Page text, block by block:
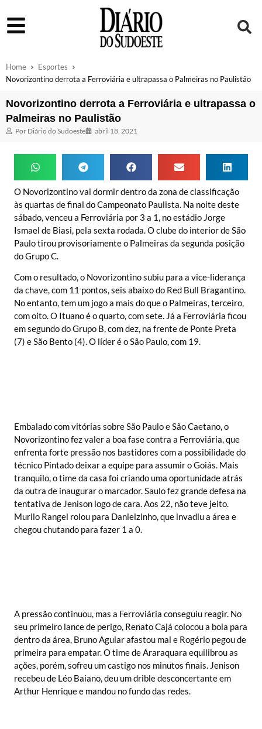
Home
Esportes
Novorizontino derrota a Ferroviária e ultrapassa o Palmeiras no Paulistão
Novorizontino derrota a Ferroviária e ultrapassa o
Palmeiras no Paulistão
Por Diário do Sudoeste abril 18, 2021
O Novorizontino vai dormir dentro da zona de classificação
às quartas de final do Campeonato Paulista. Na noite deste
sábado, venceu a Ferroviária por 3 a 1, no estádio Jorge
Ismael de Biasi, pela sexta rodada. O clube do interior de São
Paulo tirou provisoriamente o Palmeiras da segunda posição
do Grupo C.
Com o resultado, o Novorizontino subiu para a vice-liderança
da chave, com 11 pontos, seis abaixo do Red Bull Bragantino.
No entanto, tem um jogo a mais do que o Palmeiras, terceiro,
com oito. O Ituano é o quarto, com sete. Já a Ferroviária ficou
em segundo do Grupo B, com dez, na frente de Ponte Preta
(7) e São Bento (4). O líder é o São Paulo, com 19.
Embalado com vitórias sobre São Paulo e São Caetano, o
Novorizontino fez valer a boa fase contra a Ferroviária, que
enfrenta forte pressão nos bastidores com a possibilidade do
técnico Pintado deixar a equipe para assumir o Goiás. Mais
tranquilo, o time da casa foi criando uma oportunidade atrás
da outra de inaugurar o marcador. Saulo fez grande defesa na
tentativa de Jenison logo de cara. Aos 22, não teve jeito.
Murilo Rangel rolou para Danielzinho, que invadiu a área e
chegou chutando para fazer 1 a 0.
A pressão continuou, mas a Ferroviária conseguiu reagir. No
seu primeiro lance de perigo, Renato Cajá colocou a bola para
dentro da área, Bruno Aguiar afastou mal e Rogério pegou de
primeira para empatar. O time de Araraquara equilibrou as
ações, porém, sofreu um castigo nos minutos finais. Jenison
recebeu de Léo Baiano, deu um drible desconcertante em
Arthur Henrique e mandou no fundo das redes.